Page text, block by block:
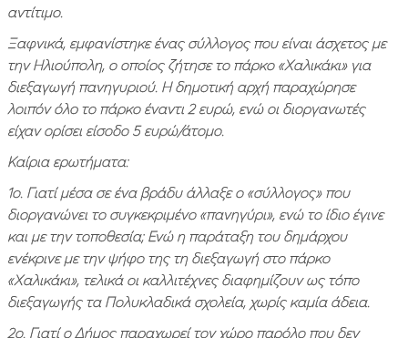
αντίτιμο.
Ξαφνικά, εμφανίστηκε ένας σύλλογος που είναι άσχετος με
την Ηλιούπολη, ο οποίος ζήτησε το πάρκο «Χαλικάκι» για
διεξαγωγή πανηγυριού. Η δημοτική αρχή παραχώρησε
λοιπόν όλo το πάρκο έναντι 2 ευρώ, ενώ οι διοργανωτές
είχαν ορίσει είσοδο 5 ευρώ/άτομο.
Καίρια ερωτήματα:
1ο. Γιατί μέσα σε ένα βράδυ άλλαξε ο «σύλλογος» που
διοργανώνει το συγκεκριμένο «πανηγύρι», ενώ το ίδιο έγινε
και με την τοποθεσία; Ενώ η παράταξη του δημάρχου
ενέκρινε με την ψήφο της τη διεξαγωγή στο πάρκο
«Χαλικάκι», τελικά οι καλλιτέχνες διαφημίζουν ως τόπο
διεξαγωγής τα Πολυκλαδικά σχολεία, χωρίς καμία άδεια.
2ο. Γιατί ο Δήμος παραχωρεί τον χώρο παρόλο που δεν